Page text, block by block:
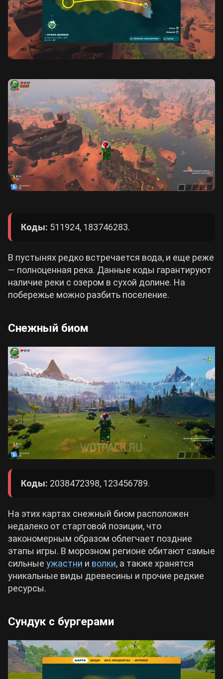
Коды: 511924, 183746283.
В пустынях редко встречается вода, и еще реже
— полноценная река. Данные коды гарантируют
наличие реки с озером в сухой долине. На
побережье можно разбить поселение.
Снежный биом
Коды: 2038472398, 123456789.
На этих картах снежный биом расположен
недалеко от стартовой позиции, что
закономерным образом облегчает поздние
этапы игры. В морозном регионе обитают самые
сильные ужастни и волки, а также хранятся
уникальные виды древесины и прочие редкие
ресурсы.
Сундук с бургерами